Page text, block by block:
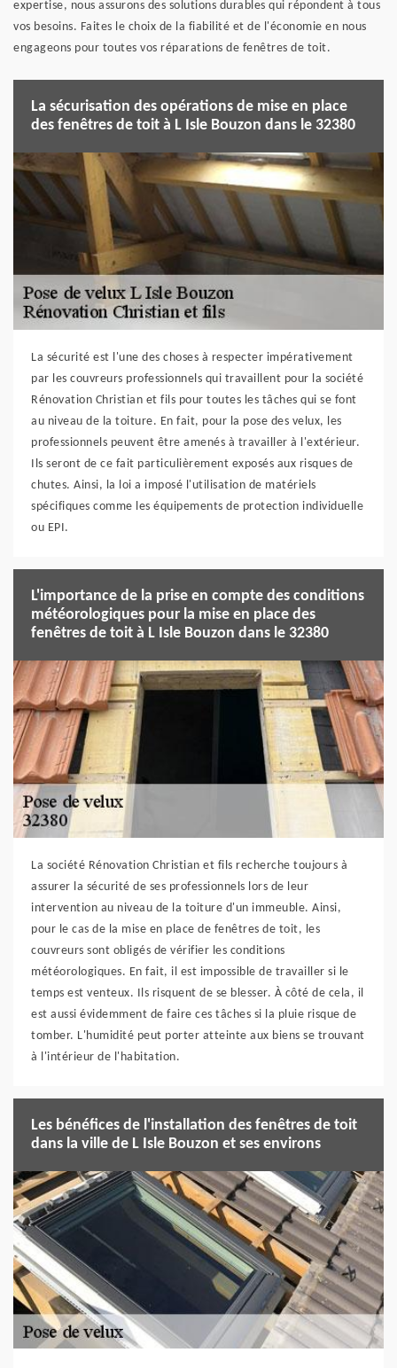
expertise, nous assurons des solutions durables qui répondent à tous
vos besoins. Faites le choix de la fiabilité et de l'économie en nous
engageons pour toutes vos réparations de fenêtres de toit.
La sécurisation des opérations de mise en place
des fenêtres de toit à L Isle Bouzon dans le 32380
La sécurité est l'une des choses à respecter impérativement
par les couvreurs professionnels qui travaillent pour la société
Rénovation Christian et fils pour toutes les tâches qui se font
au niveau de la toiture. En fait, pour la pose des velux, les
professionnels peuvent être amenés à travailler à l'extérieur.
Ils seront de ce fait particulièrement exposés aux risques de
chutes. Ainsi, la loi a imposé l'utilisation de matériels
spécifiques comme les équipements de protection individuelle
ou EPI.
L'importance de la prise en compte des conditions
météorologiques pour la mise en place des
fenêtres de toit à L Isle Bouzon dans le 32380
La société Rénovation Christian et fils recherche toujours à
assurer la sécurité de ses professionnels lors de leur
intervention au niveau de la toiture d'un immeuble. Ainsi,
pour le cas de la mise en place de fenêtres de toit, les
couvreurs sont obligés de vérifier les conditions
météorologiques. En fait, il est impossible de travailler si le
temps est venteux. Ils risquent de se blesser. À côté de cela, il
est aussi évidemment de faire ces tâches si la pluie risque de
tomber. L'humidité peut porter atteinte aux biens se trouvant
à l'intérieur de l'habitation.
Les bénéfices de l'installation des fenêtres de toit
dans la ville de L Isle Bouzon et ses environs